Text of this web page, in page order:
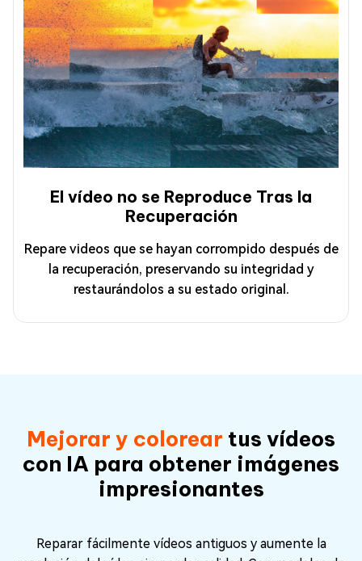
El vídeo no se Reproduce Tras la
Recuperación
Repare videos que se hayan corrompido después de
la recuperación, preservando su integridad y
restaurándolos a su estado original.
Mejorar y colorear tus vídeos
con IA para obtener imágenes
impresionantes
Reparar fácilmente vídeos antiguos y aumente la